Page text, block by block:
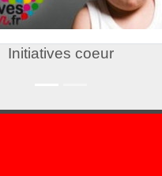
Initiatives coeur